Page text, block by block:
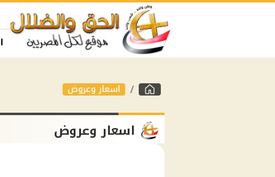
اسعار وعروض
اسعار وعروض